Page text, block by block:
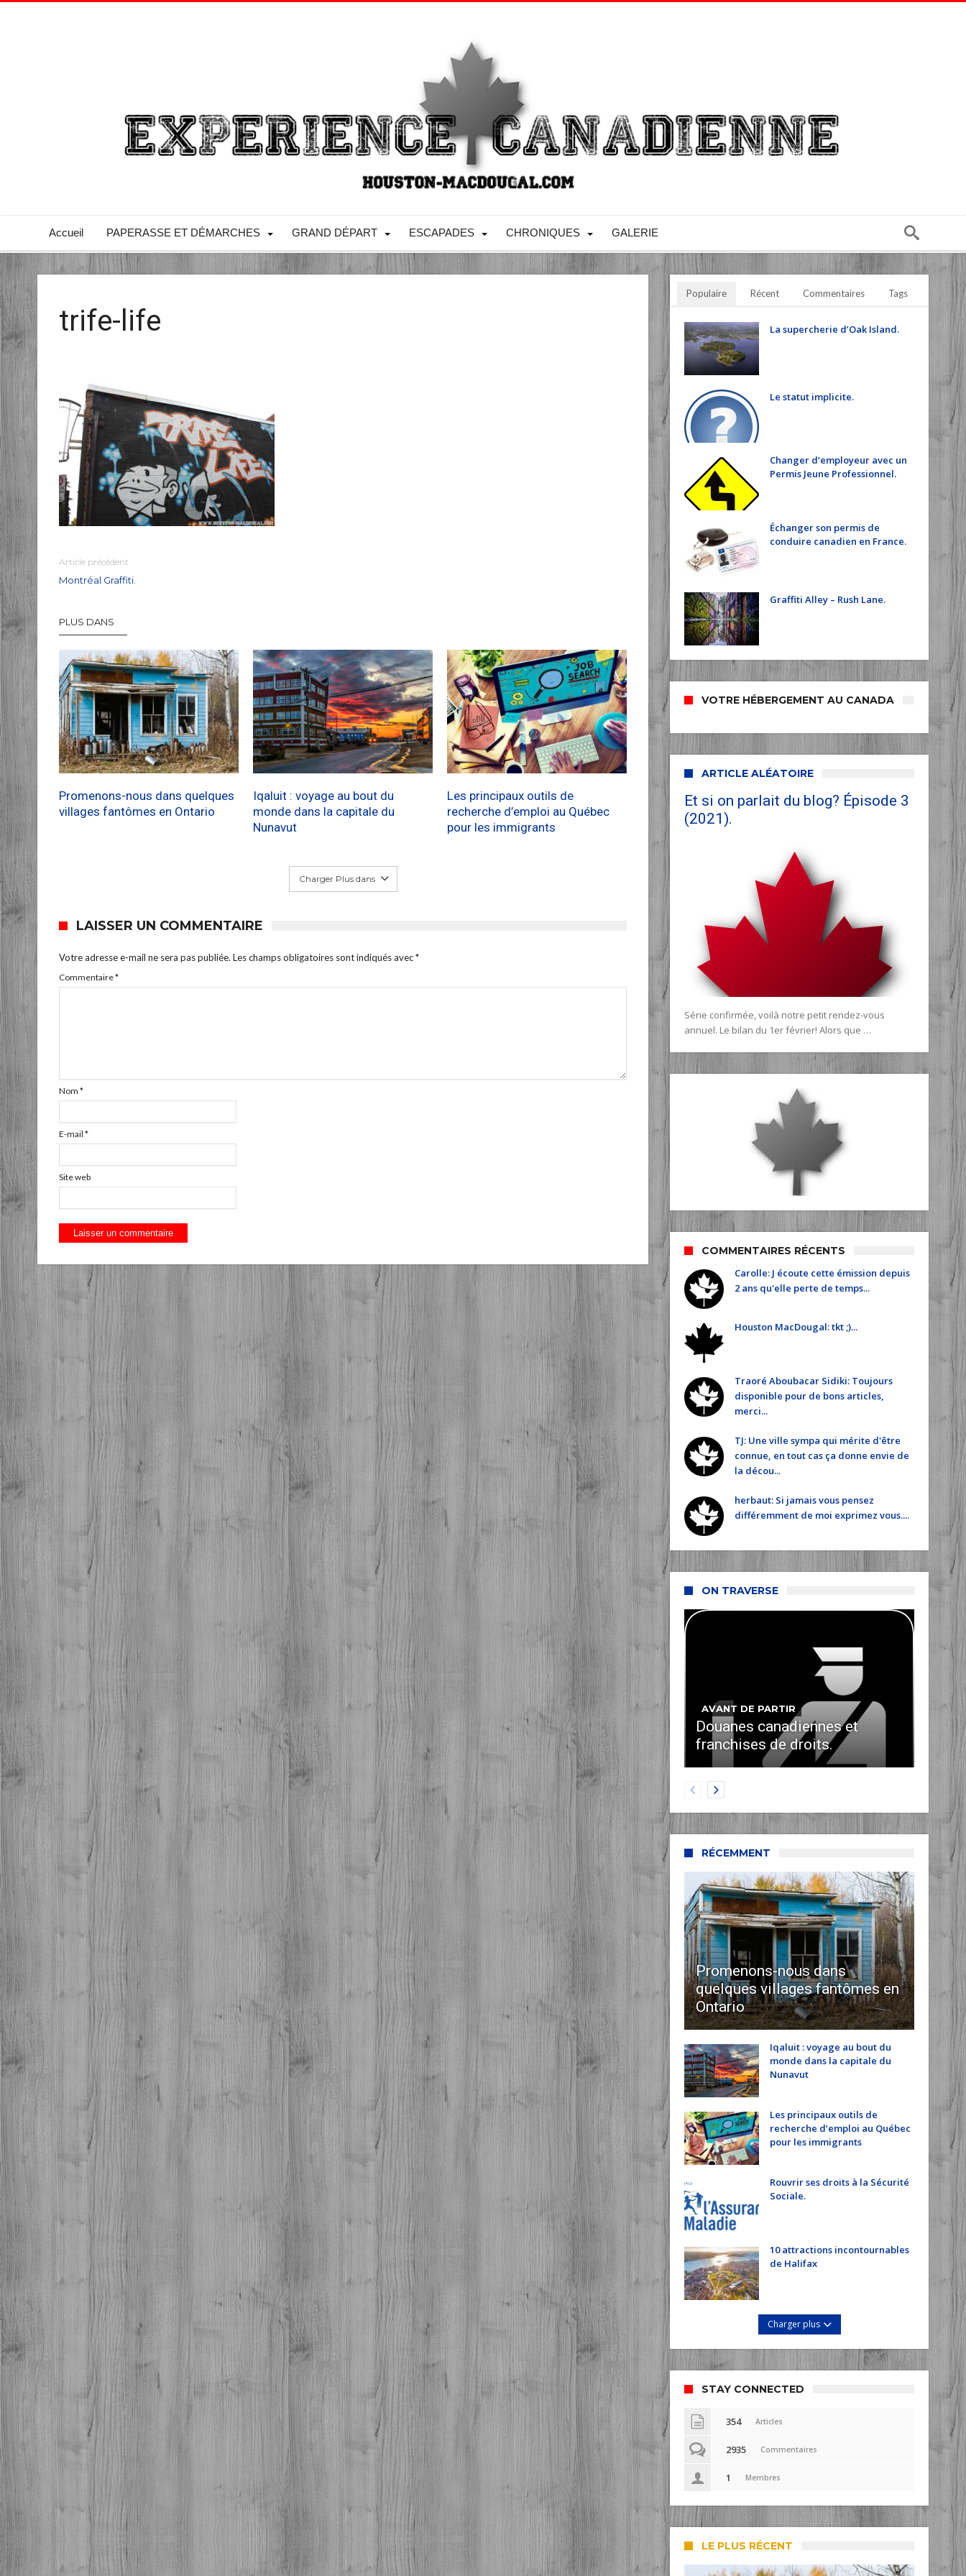
Accueil PAPERASSE ET DÉMARCHES GRAND DÉPART ESCAPADES CHRONIQUES GALERIE
trife-life
Article précédent
Montréal Graffiti.
PLUS DANS
Promenons-nous dans quelques
villages fantômes en Ontario
Iqaluit : voyage au bout du
monde dans la capitale du
Nunavut
Les principaux outils de
recherche d’emploi au Québec
pour les immigrants
Charger Plus dans
LAISSER UN COMMENTAIRE
Votre adresse e-mail ne sera pas publiée. Les champs obligatoires sont indiqués avec*
Commentaire*
Nom *
E-mail *
Site web
Populaire Récent Commentaires Tags
La supercherie d’Oak Island.
Le statut implicite.
Changer d’employeur avec un
Permis Jeune Professionnel.
Échanger son permis de
conduire canadien en France.
Graffiti Alley – Rush Lane.
VOTRE HÉBERGEMENT AU CANADA
ARTICLE ALÉATOIRE
Et si on parlait du blog? Épisode 3
(2021).
Série confirmée, voilà notre petit rendez-vous
annuel. Le bilan du 1er février! Alors que …
COMMENTAIRES RÉCENTS
Carolle: J écoute cette émission depuis
2 ans qu'elle perte de temps...
Houston MacDougal: tkt ;)...
Traoré Aboubacar Sidiki: Toujours
disponible pour de bons articles,
merci...
TJ: Une ville sympa qui mérite d'être
connue, en tout cas ça donne envie de
la décou...
herbaut: Si jamais vous pensez
différemment de moi exprimez vous....
ON TRAVERSE
AVANT DE PARTIR
Douanes canadiennes et
franchises de droits.
RÉCEMMENT
Promenons-nous dans
quelques villages fantômes en
Ontario
Iqaluit : voyage au bout du
monde dans la capitale du
Nunavut
Les principaux outils de
recherche d’emploi au Québec
pour les immigrants
Rouvrir ses droits à la Sécurité
Sociale.
10 attractions incontournables
de Halifax
Charger plus
STAY CONNECTED
354 Articles
2935 Commentaires
1 Membres
LE PLUS RÉCENT